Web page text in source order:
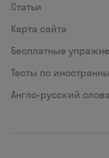
Статьи
Карта сайта
Бесплатные
Тесты по
Англо-русский